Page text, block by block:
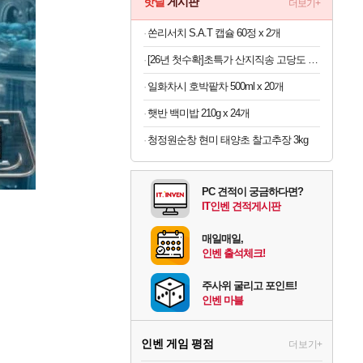
더보기+
쏜리서치 S.A.T 캡슐 60정 x 2개
[26년 첫수확]초특가 산지직송 고당도 딱복 차돌복숭아, 1박스, 2kg (9-10과)
일화차시 호박팥차 500ml x 20개
햇반 백미밥 210g x 24개
청정원순창 현미 태양초 찰고추장 3kg
PC 견적이 궁금하다면?
IT인벤 견적게시판
매일매일,
인벤 출석체크!
주사위 굴리고 포인트!
인벤 마블
인벤 게임 평점 더보기+